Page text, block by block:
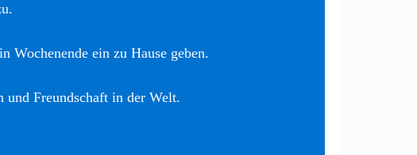
Wochenende ein zu Hause geben.
Freundschaft in der Welt.